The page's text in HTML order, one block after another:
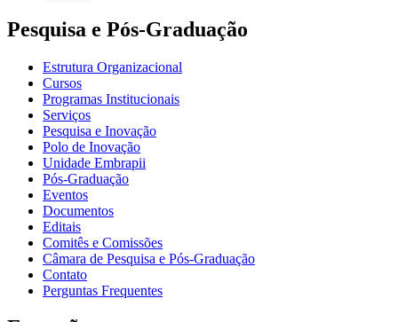
Pesquisa e Pós-Graduação
Estrutura Organizacional
Cursos
Programas Institucionais
Serviços
Pesquisa e Inovação
Polo de Inovação
Unidade Embrapii
Pós-Graduação
Eventos
Documentos
Editais
Comitês e Comissões
Câmara de Pesquisa e Pós-Graduação
Contato
Perguntas Frequentes